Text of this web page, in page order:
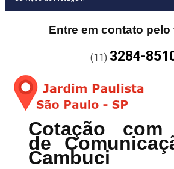
Entre em contato pelo
(11) 3284-
Cotação com
de
Cambuci